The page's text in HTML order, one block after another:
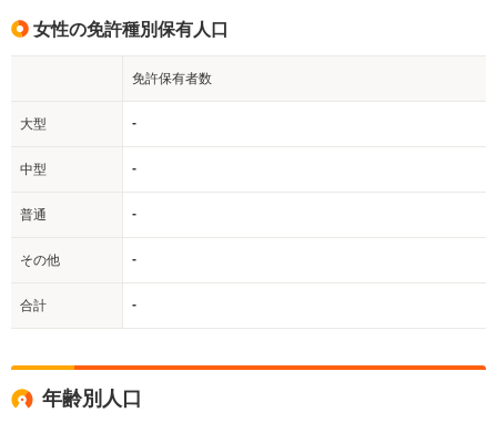
女性の免許種別保有人口
免許保有者数
大型 -
中型 -
普通 -
その他 -
合計 -
年齢別人口